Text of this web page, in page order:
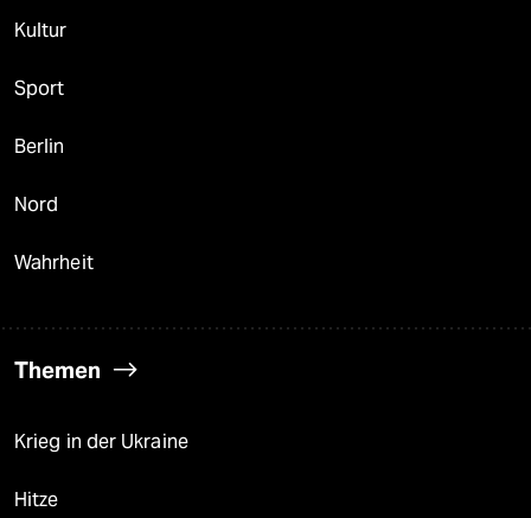
Kultur
Sport
Berlin
Nord
Wahrheit
Themen
Krieg in der Ukraine
Hitze